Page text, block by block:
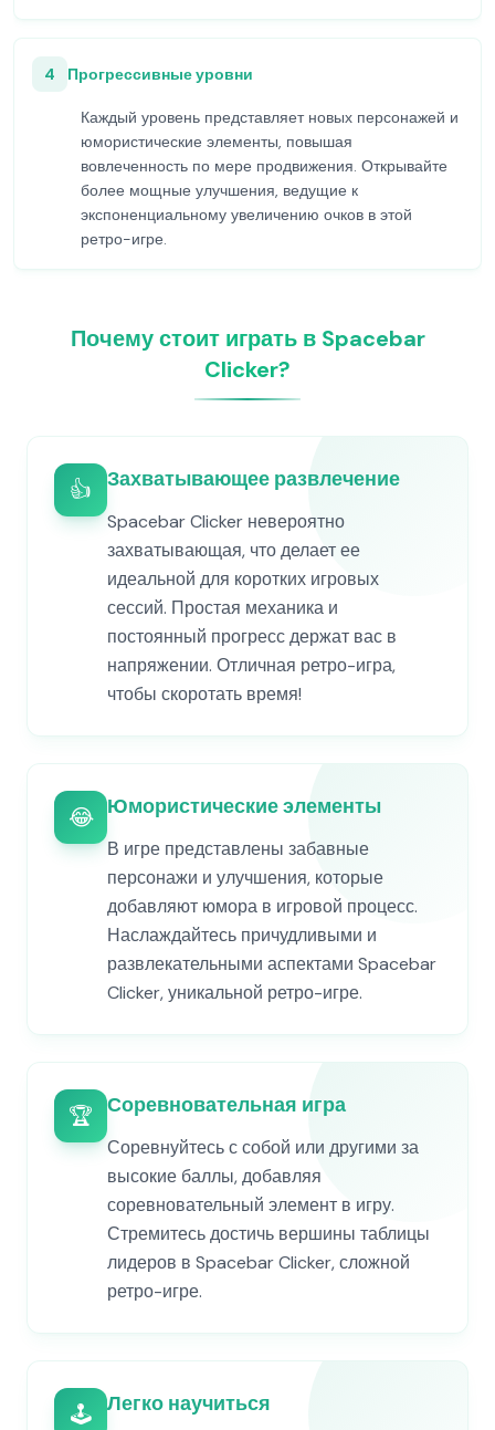
4 Прогрессивные уровни
Каждый уровень представляет новых персонажей и
юмористические элементы, повышая
вовлеченность по мере продвижения. Открывайте
более мощные улучшения, ведущие к
экспоненциальному увеличению очков в этой
ретро-игре.
Почему стоит играть в Spacebar
Clicker?
👍 Захватывающее развлечение
Spacebar Clicker невероятно
захватывающая, что делает ее
идеальной для коротких игровых
сессий. Простая механика и
постоянный прогресс держат вас в
напряжении. Отличная ретро-игра,
чтобы скоротать время!
😂 Юмористические элементы
В игре представлены забавные
персонажи и улучшения, которые
добавляют юмора в игровой процесс.
Наслаждайтесь причудливыми и
развлекательными аспектами Spacebar
Clicker, уникальной ретро-игре.
🏆 Соревновательная игра
Соревнуйтесь с собой или другими за
высокие баллы, добавляя
соревновательный элемент в игру.
Стремитесь достичь вершины таблицы
лидеров в Spacebar Clicker, сложной
ретро-игре.
🕹️ Легко научиться